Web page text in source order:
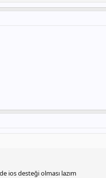
ios desteği olması lazım